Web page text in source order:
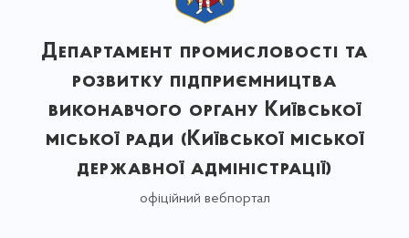
Департамент промисловості та
розвитку підприємництва
виконавчого органу Київської
міської ради (Київської міської
державної адміністрації)
офіційний вебпортал